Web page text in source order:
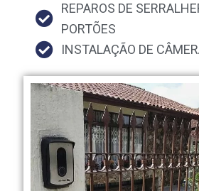
REPAROS DE
PORTÕES
INSTALAÇÃO DE